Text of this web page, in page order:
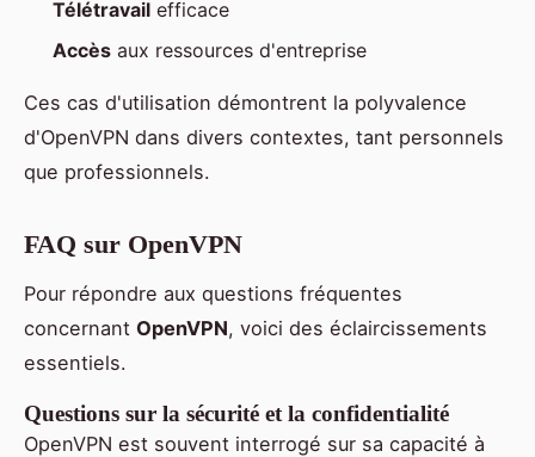
Télétravail efficace
Accès aux ressources d'entreprise
Ces cas d'utilisation démontrent la polyvalence
d'OpenVPN dans divers contextes, tant personnels
que professionnels.
FAQ sur OpenVPN
Pour répondre aux questions fréquentes
concernant OpenVPN, voici des éclaircissements
essentiels.
Questions sur la sécurité et la confidentialité
OpenVPN est souvent interrogé sur sa capacité à